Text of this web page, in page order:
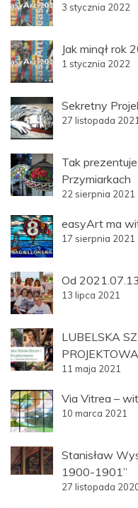
3 stycznia 2022
Jak minął rok
1 stycznia 2022
Sekretny
27 listopada 2021
Tak
Przymiarkach
22 sierpnia 2021
easyArt ma
17 sierpnia 2021
Od
13 lipca 2021
LUBELSKA
11 maja 2021
Via Vitrea –
10 marca 2021
Stanisław
1900-1901”
27 listopada